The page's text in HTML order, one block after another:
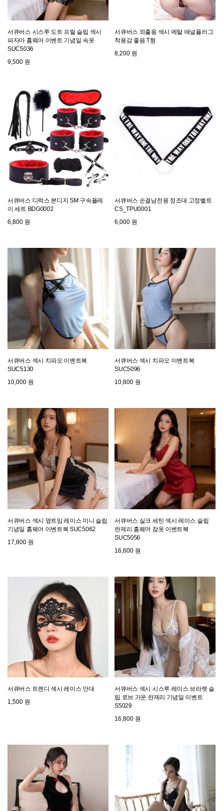
서큐버스 시스루 도트 프릴 슬립 섹시
파자마 홈웨어 이벤트 기념일 속옷
SUC5036
9,500 원
서큐버스 외출용 섹시 메탈 애널플러그
착용감 좋음 T형
8,200 원
서큐버스 디럭스 본디지 SM 구속플레
이 세트 BDG0002
6,800 원
서큐버스 순결남전용 정조대 고정벨트
CS_TPU0001
6,000 원
서큐버스 섹시 치파오 이벤트복
SUC5130
10,000 원
서큐버스 섹시 치파오 이벤트복
SUC5096
10,800 원
서큐버스 섹시 옆트임 레이스 미니 슬립
기념일 홈웨어 이벤트복 SUC5062
17,800 원
서큐버스 실크 세틴 섹시 레이스 슬립
란제리 홈웨어 잠옷 이벤트복
SUC5056
16,600 원
서큐버스 트렌디 섹시 레이스 안대
1,500 원
서큐버스 섹시 시스루 레이스 브라렛 슬
립 로브 가운 란제리 기념일 이벤트
S5029
16,800 원